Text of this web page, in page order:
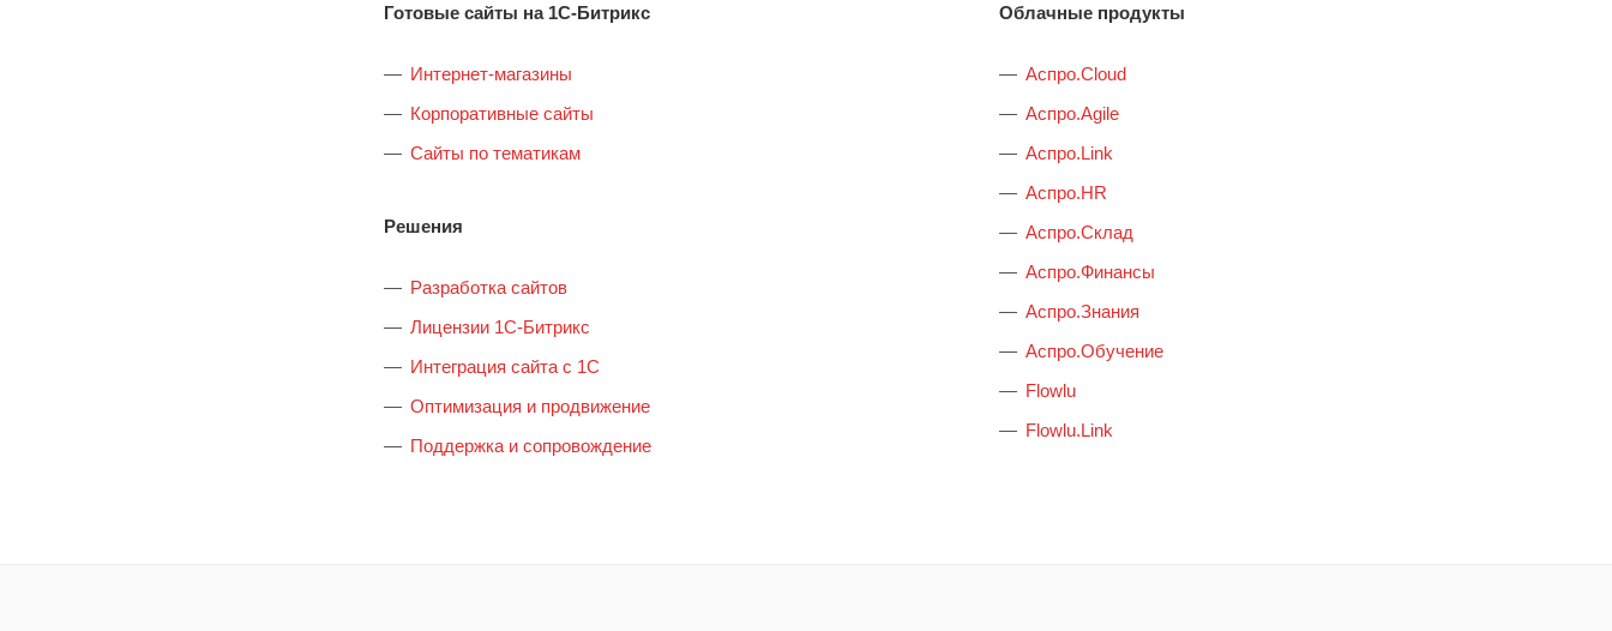
Готовые сайты на 1С-Битрикс
Интернет-магазины
Корпоративные сайты
Сайты по тематикам
Решения
Разработка сайтов
Лицензии 1С-Битрикс
Интеграция сайта с 1С
Оптимизация и продвижение
Поддержка и сопровождение
Облачные продукты
Аспро.Cloud
Аспро.Agile
Аспро.Link
Аспро.HR
Аспро.Склад
Аспро.Финансы
Аспро.Знания
Аспро.Обучение
Flowlu
Flowlu.Link